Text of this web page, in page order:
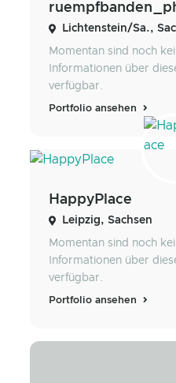
Lichtenstein/Sa.,
Momentan sind noch
Informationen über
verfügbar.
Portfolio ansehen
HappyPlace
Leipzig, Sachsen
Momentan sind noch
Informationen über
verfügbar.
Portfolio ansehen